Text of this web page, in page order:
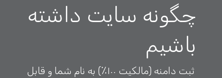
چگونه سایت داشته
باشیم
ثبت دامنه (مالکیت ۱۰۰٪) به نام شما و قابل